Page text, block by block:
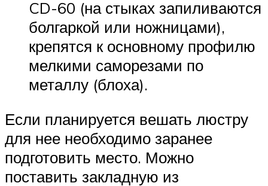
CD-60 (на стыках запиливаются
болгаркой или ножницами),
крепятся к основному профилю
мелкими саморезами по
металлу (блоха).
Если планируется вешать люстру
для нее необходимо заранее
подготовить место. Можно
поставить закладную из